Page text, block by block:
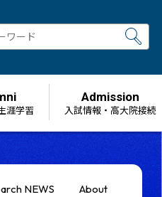
涯学習
Admission
⼊試情報・高大院接続
NEWS About